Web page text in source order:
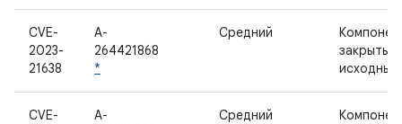
CVE-
2023-
21638
A-
264421868
*
Средний
закрытым
CVE-
A-
Средний